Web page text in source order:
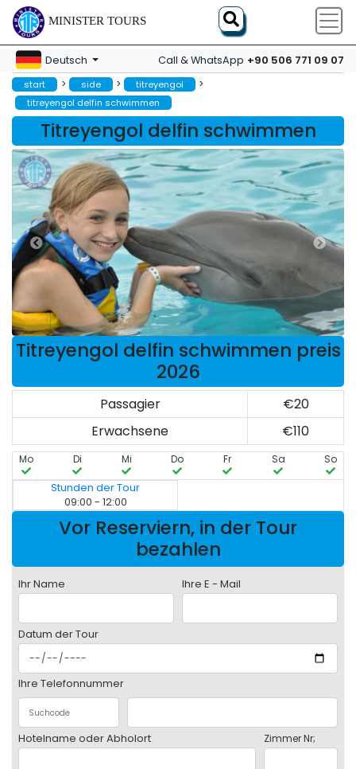
MINISTER TOURS
Deutsch Call & WhatsApp +90 506 771 09 07
start > side > titreyengol >
titreyengol delfin schwimmen
Titreyengol delfin schwimmen
Titreyengol delfin schwimmen preis
2026
Passagier
€20
Erwachsene
€110
Mo Di Mi Do Fr Sa So
Stunden der Tour
09:00 - 12:00
Vor Reserviern, in der Tour
bezahlen
Ihr Name Ihre E - Mail
Datum der Tour
Ihre Telefonnummer
Hotelname oder Abholort Zimmer Nr;